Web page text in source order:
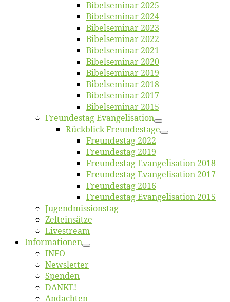
Bi­bel­se­mi­nar 2025
Bi­bel­se­mi­nar 2024
Bi­bel­se­mi­nar 2023
Bi­bel­se­mi­nar 2022
Bi­bel­se­mi­nar 2021
Bi­bel­se­mi­nar 2020
Bi­bel­se­mi­nar 2019
Bi­bel­se­mi­nar 2018
Bibelsemi­nar 2017
Bibelsemi­nar 2015
Freun­des­tag Evangelisation
Rück­blick Freundestage
Freun­des­tag 2022
Freun­des­tag 2019
Freun­des­tag Evan­ge­li­sa­ti­on 2018
Freun­des­tag Evan­ge­li­sa­ti­on 2017
Freun­des­tag 2016
Freun­des­tag Evan­ge­li­sa­ti­on 2015
Jugend­mis­sions­tag
Zelt­ein­sät­ze
Live­stream
Informatio­nen
INFO
News­let­ter
Spen­den
DANKE!
An­dach­ten